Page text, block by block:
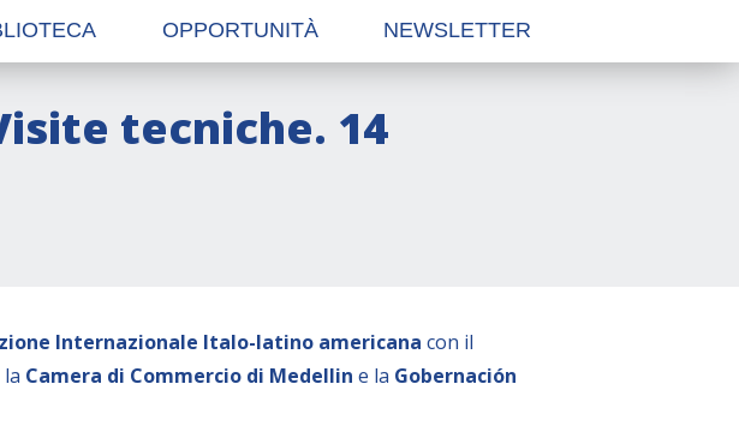
OPPORTUNITÀ NEWSLETTER
tecniche. 14
Internazionale Italo-latino americana con il
Camera di Commercio di Medellin e la Gobernación